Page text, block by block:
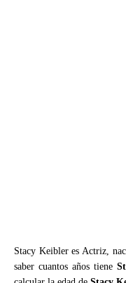
Stacy Keibler es Actriz,
saber cuantos años tiene